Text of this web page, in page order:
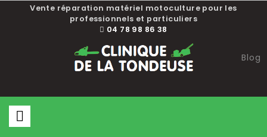
Vente réparation matériel motoculture pour les
professionnels et particuliers
04 78 98 86 38
Blog
Choisissez une valeur...